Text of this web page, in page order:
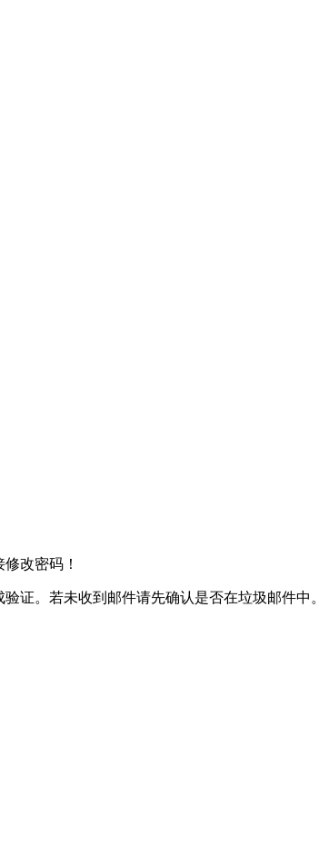
改密码！
证。若未收到邮件请先确认是否在垃圾邮件中。